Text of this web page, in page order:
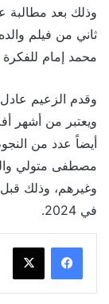
وذلك بعد مطالبة
ثاني من فيلم
محمد إمام للفكرة
ويعتبر من أشهر
أيضاً عدد من
مصطفى متولي
وغيرهم، وذلك
في 2024.